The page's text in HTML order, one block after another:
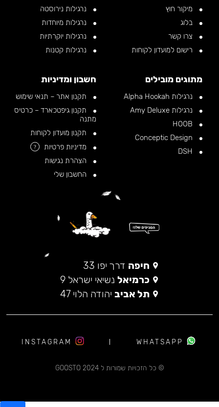
מיקור חוץ
בלוג
צרו קשר
רישום למועדון לקוחות
נרגילות נירוסטה
נרגילות מיוחדות
נרגילות יוקרתיות
נרגילות קטנות
מתוגים מובילים
נרגילות Alpha Hookah
נרגילות Amy Deluxe
חשבון ומדיניות
תקנון אתר – תנאי שימוש
תקנון גיפטכארד – כרטיס
מתנה
תקנון מועדון לקוחות
מדיניות פרטיות
?
הצהרת נגישות
החשבון שלי
חיפה דרך יפו 33
כרמיאל נשיאי ישראל 9
תל אביב יהודה הלוי 47
© כל הזכויות שמורות ל 2024 GOOSTO
WHATSAPP
INSTAGRAM